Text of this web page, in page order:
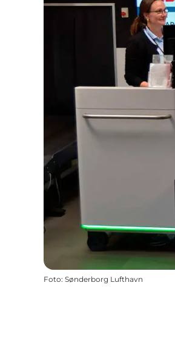
Foto: Sønderborg Lufthavn